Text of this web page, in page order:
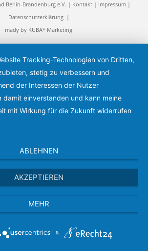
Berlin-Brandenburg e.V. | Kontakt| Impressum|
Datenschutzerklärung |
mady by KUBA* Marketing
Tracking-Technologien von Dritten,
stetig zu verbessern und
der Interessen der Nutzer
damit einverstanden und kann meine
mit Wirkung für die Zukunft widerrufen
ABLEHNEN
AKZEPTIEREN
MEHR
&